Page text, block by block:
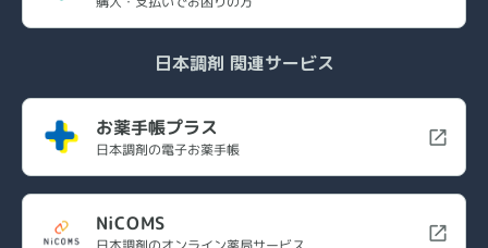
日本調剤 関連サービス
お薬手帳プラス
日本調剤の電子お薬手帳
NiCOMS